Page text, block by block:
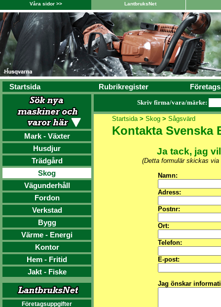
Våra sidor >> LantbruksNet
Startsida Rubrikregister
Mark - Växter
Husdjur
Trädgård
Skog
Vägunderhåll
Fordon
Verkstad
Bygg
Värme - Energi
Kontor
Hem - Fritid
Jakt - Fiske
Företagsuppgifter
Skriv firma/vara/märke:
Startsida> Skog> Sågsvärd
Kontakta Svenska
Ja tack, jag
(Detta formulär skickas via
Namn:
Adress:
Postnr:
Ort:
Telefon:
E-post:
Jag önskar